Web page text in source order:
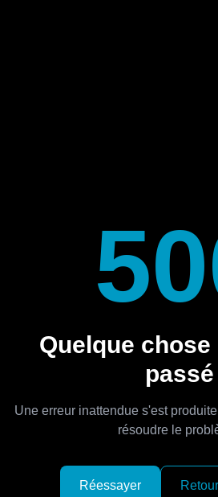
Quelque
passé
Une erreur inattendue s'est
résoudre le
Réessayer